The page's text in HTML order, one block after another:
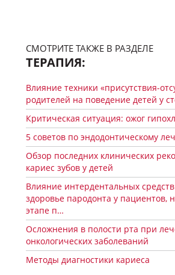
СМОТРИТЕ ТАКЖЕ В РАЗДЕЛЕ
ТЕРАПИЯ:
Влияние техники «присутствия-
родителей на поведение детей у
Критическая ситуация: ожог
5 советов по эндодонтическому
Обзор последних клинических
кариес зубов у детей
Влияние интердентальных
здоровье пародонта у пациентов,
этапе п…
Осложнения в полости рта при
онкологических заболеваний
Методы диагностики кариеса